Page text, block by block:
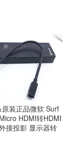
装正品微软 Surf
HDMI转HDMI
接投影 显示器转